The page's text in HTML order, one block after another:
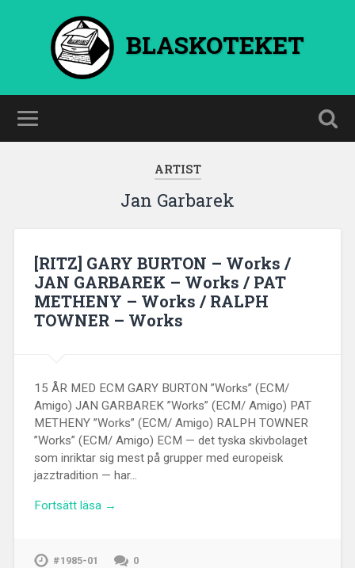
BLASKOTEKET
ARTIST
Jan Garbarek
[RITZ] GARY BURTON – Works /
JAN GARBAREK – Works / PAT
METHENY – Works / RALPH
TOWNER – Works
15 ÅR MED ECM GARY BURTON ”Works” (ECM/
Amigo) JAN GARBAREK ”Works” (ECM/ Amigo) PAT
METHENY ”Works” (ECM/ Amigo) RALPH TOWNER
”Works” (ECM/ Amigo) ECM — det tyska skivbolaget
som inriktar sig mest på grupper med europeisk
jazztradition — har…
Fortsätt läsa →
#1985-01 0